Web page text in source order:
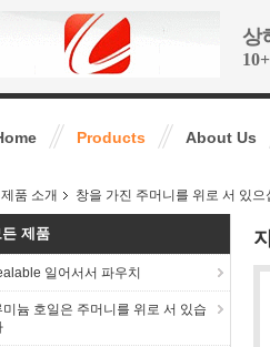
상
Products About Us
제품 소개 창을 가진 주머니를 위로 서 있으
든 제품
일어서서 파우치
미늄 호일은 주머니를 위로 서 있습